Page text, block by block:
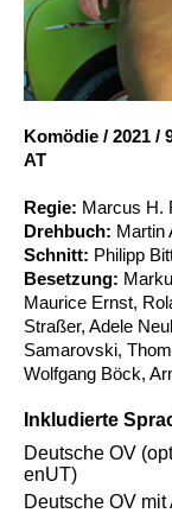
&
Komödie / 2021 /
AT
Regie: Marcus H.
Drehbuch: Martin
Schnitt: Philipp
Besetzung:
Maurice Ernst,
Straßer, Adele
Samarovski,
Wolfgang Böck,
Inkludierte
Deutsche OV
enUT)
Deutsche OV